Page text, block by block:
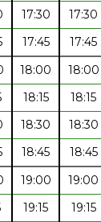
17:30 17:30
17:45 17:45
18:00 18:00
18:15 18:15
18:30 18:30
18:45 18:45
19:00 19:00
19:15 19:15